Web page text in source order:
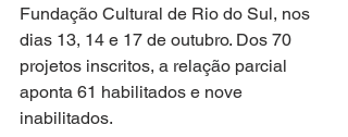
Fundação Cultural de Rio do Sul, nos
dias 13, 14 e 17 de outubro. Dos 70
projetos inscritos, a relação parcial
aponta 61 habilitados e nove
inabilitados.